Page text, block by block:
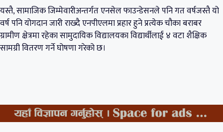
यस्तै, सामाजिक जिम्मेवारीअन्तर्गत एनसेल फाउन्डेसनले पनि गत वर्षजस्तै यो
वर्ष पनि योगदान जारी राख्दै एनपीएलमा प्रहार हुने प्रत्येक चौका बराबर
ग्रामीण क्षेत्रमा रहेका सामुदायिक विद्यालयका विद्यार्थीलाई ४ वटा शैक्षिक
सामग्री वितरण गर्ने घोषणा गरेको छ।